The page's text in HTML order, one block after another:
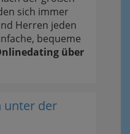
sich immer
Herren jeden
bequeme
über
unter der